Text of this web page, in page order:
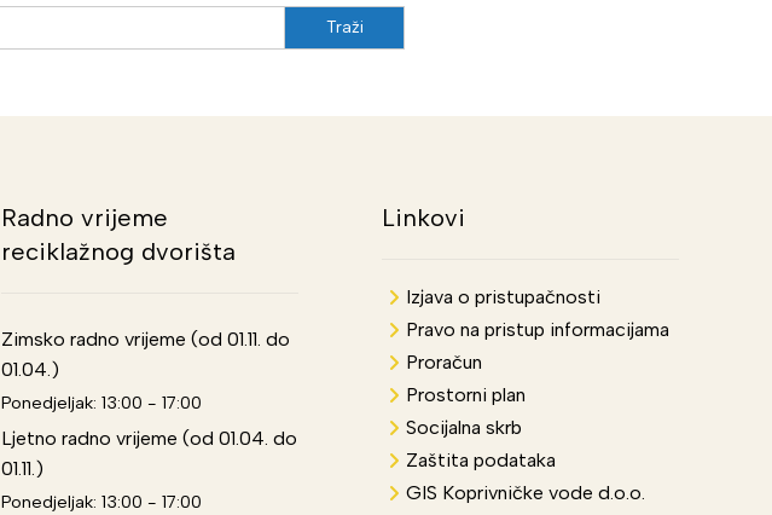
Radno vrijeme
reciklažnog dvorišta
Zimsko radno vrijeme (od 01.11. do
01.04.)
Ponedjeljak: 13:00 - 17:00
Ljetno radno vrijeme (od 01.04. do
01.11.)
Ponedjeljak: 13:00 - 17:00
Linkovi
Izjava o pristupačnosti
Pravo na pristup informacijama
Proračun
Prostorni plan
Socijalna skrb
Zaštita podataka
GIS Koprivničke vode d.o.o.